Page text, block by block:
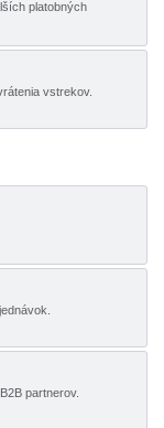
platobných
vstrekov.
partnerov.